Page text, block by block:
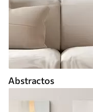
Abstractos